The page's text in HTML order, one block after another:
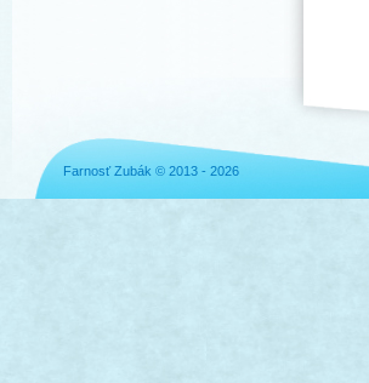
Farnosť Zubák © 2013 - 2026